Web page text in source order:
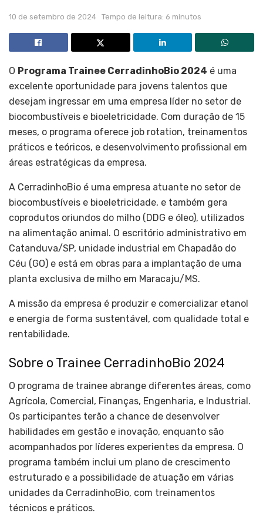
10 de setembro de 2024 Tempo de leitura: 6 minutos
O Programa Trainee CerradinhoBio 2024 é uma
excelente oportunidade para jovens talentos que
desejam ingressar em uma empresa líder no setor de
biocombustíveis e bioeletricidade. Com duração de 15
meses, o programa oferece job rotation, treinamentos
práticos e teóricos, e desenvolvimento profissional em
áreas estratégicas da empresa.
A CerradinhoBio é uma empresa atuante no setor de
biocombustíveis e bioeletricidade, e também gera
coprodutos oriundos do milho (DDG e óleo), utilizados
na alimentação animal. O escritório administrativo em
Catanduva/SP, unidade industrial em Chapadão do
Céu (GO) e está em obras para a implantação de uma
planta exclusiva de milho em Maracaju/MS.
A missão da empresa é produzir e comercializar etanol
e energia de forma sustentável, com qualidade total e
rentabilidade.
Sobre o Trainee CerradinhoBio 2024
O programa de trainee abrange diferentes áreas, como
Agrícola, Comercial, Finanças, Engenharia, e Industrial.
Os participantes terão a chance de desenvolver
habilidades em gestão e inovação, enquanto são
acompanhados por líderes experientes da empresa. O
programa também inclui um plano de crescimento
estruturado e a possibilidade de atuação em várias
unidades da CerradinhoBio, com treinamentos
técnicos e práticos.